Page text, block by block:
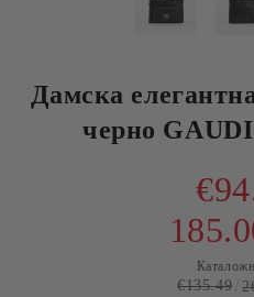
Дамска
черно
€135.49